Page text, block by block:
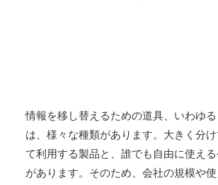
情報を移し替えるための道具、いわゆ
は、様々な種類があります。大きく分
て利用する製品と、誰でも自由に使え
があります。そのため、会社の規模や